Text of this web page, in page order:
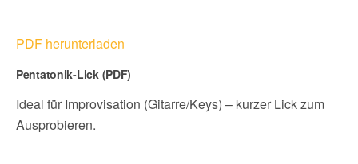
PDF herunterladen
Pentatonik-Lick (PDF)
Ideal für Improvisation (Gitarre/Keys) – kurzer Lick zum
Ausprobieren.